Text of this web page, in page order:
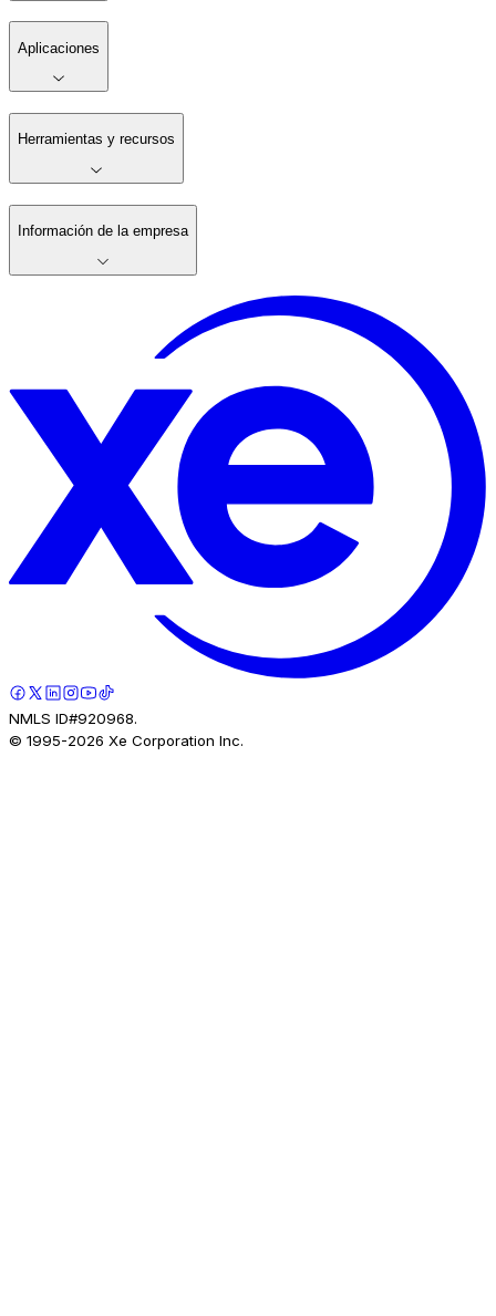
Aplicaciones
Herramientas y recursos
Información de la empresa
NMLS ID#920968.
© 1995-2026 Xe Corporation Inc.